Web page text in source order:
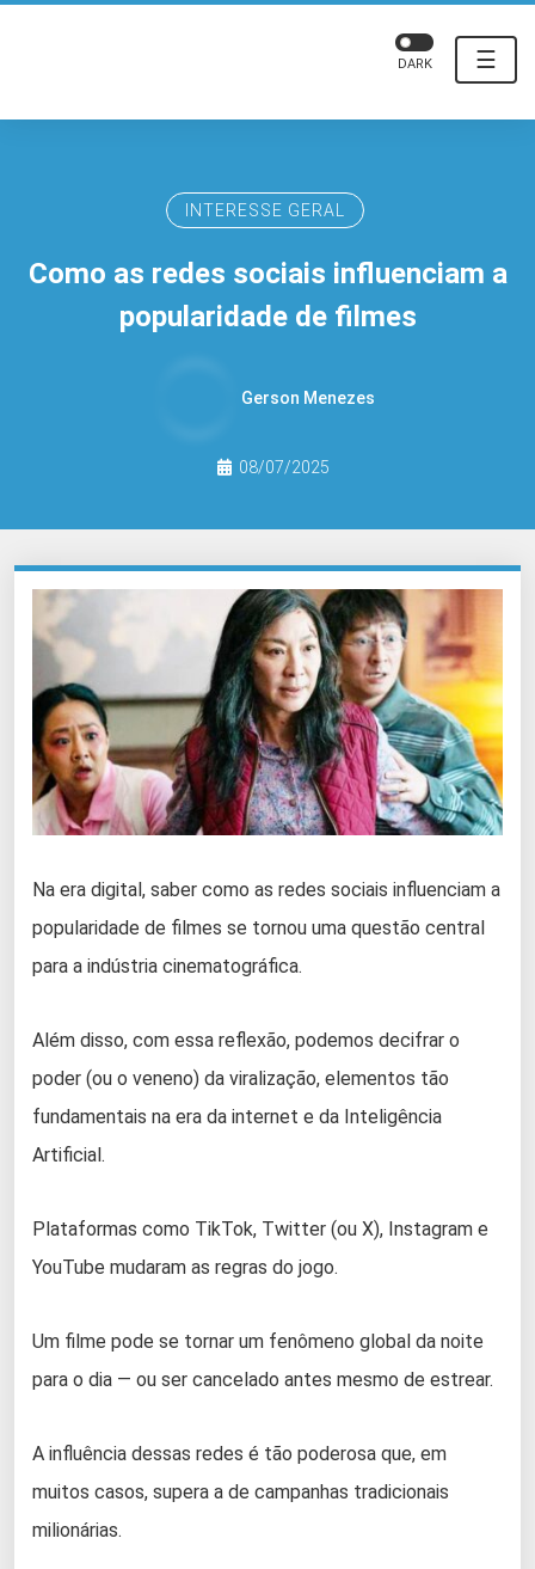
☰
DARK
INTERESSE GERAL
Como as redes sociais influenciam a
popularidade de filmes
Gerson Menezes
08/07/2025
Na era digital, saber como as redes sociais influenciam a
popularidade de filmes se tornou uma questão central
para a indústria cinematográfica.
Além disso, com essa reflexão, podemos decifrar o
poder (ou o veneno) da viralização, elementos tão
fundamentais na era da internet e da Inteligência
Artificial.
Plataformas como TikTok, Twitter (ou X), Instagram e
YouTube mudaram as regras do jogo.
Um filme pode se tornar um fenômeno global da noite
para o dia — ou ser cancelado antes mesmo de estrear.
A influência dessas redes é tão poderosa que, em
muitos casos, supera a de campanhas tradicionais
milionárias.